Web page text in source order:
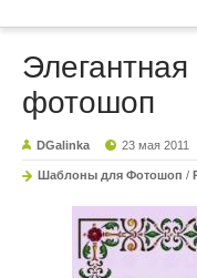
фотошоп
DGalinka 23 мая 2011
Шаблоны для Фотошоп /